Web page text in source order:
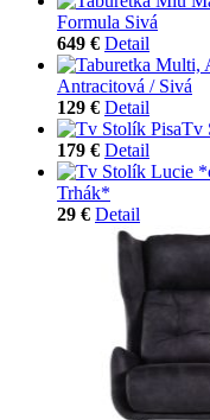
Formula Sivá
649 € Detail
Antracitová / Sivá
129 € Detail
Tv
179 € Detail
Trhák*
29 € Detail